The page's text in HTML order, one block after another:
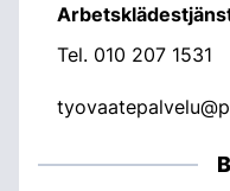
Tel. 010 207 1531